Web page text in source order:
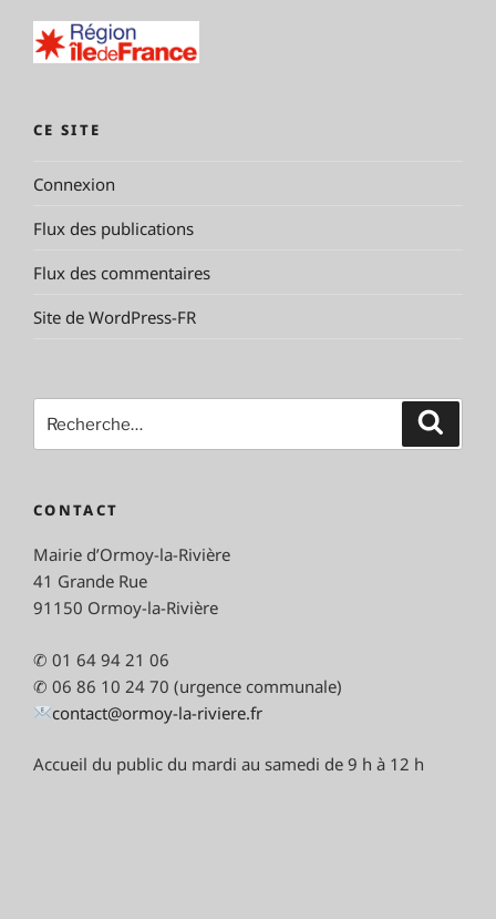
CE SITE
Connexion
Flux des publications
Flux des commentaires
Site de WordPress-FR
pour
CONTACT
Mairie d’Ormoy-la-Rivière
41 Grande Rue
91150 Ormoy-la-Rivière
✆ 01 64 94 21 06
✆ 06 86 10 24 70 (urgence communale)
contact@ormoy-la-riviere.fr
Accueil du public du mardi au samedi de 9 h à 12 h